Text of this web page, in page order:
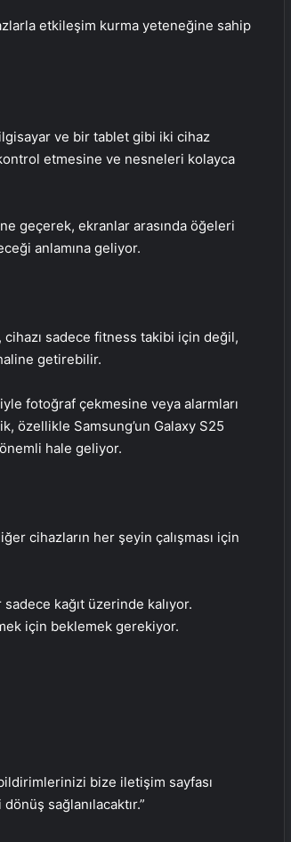
etkileşim kurma yeteneğine sahip
ve bir tablet gibi iki cihaz
etmesine ve nesneleri kolayca
geçerek, ekranlar arasında öğeleri
anlamına geliyor.
sadece fitness takibi için değil,
getirebilir.
fotoğraf çekmesine veya alarmları
özellikle Samsung’un Galaxy S25
hale geliyor.
cihazların her şeyin çalışması için
kağıt üzerinde kalıyor.
için beklemek gerekiyor.
bize iletişim sayfası
sağlanılacaktır.”
Ankara Yatak Yıkama ve Koltuk